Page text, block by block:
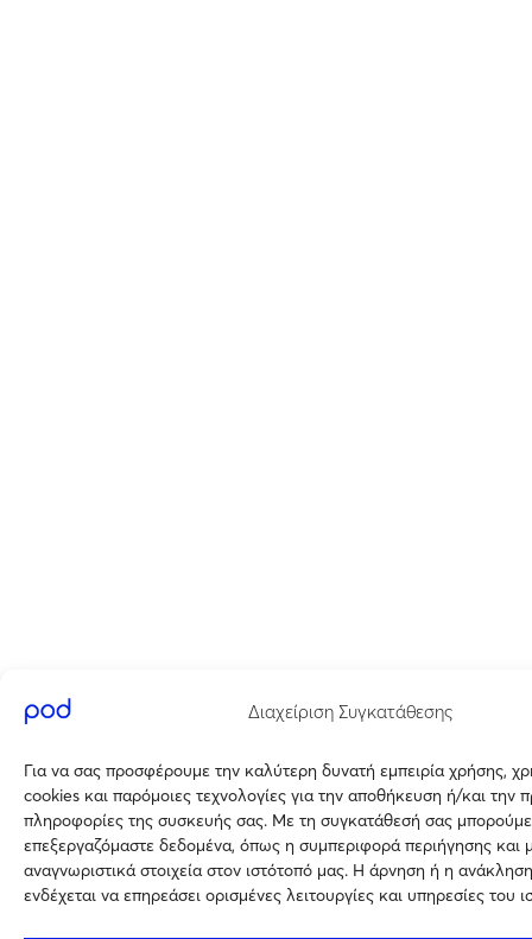
Διαχείριση Συγκατάθεσης
Για να σας προσφέρουμε την καλύτερη δυνατή εμπειρία χρήσης,
cookies και παρόμοιες τεχνολογίες για την αποθήκευση ή/και την
πληροφορίες της συσκευής σας. Με τη συγκατάθεσή σας
επεξεργαζόμαστε δεδομένα, όπως η συμπεριφορά περιήγησης και
αναγνωριστικά στοιχεία στον ιστότοπό μας. Η άρνηση ή η
ενδέχεται να επηρεάσει ορισμένες λειτουργίες και υπηρεσίες του